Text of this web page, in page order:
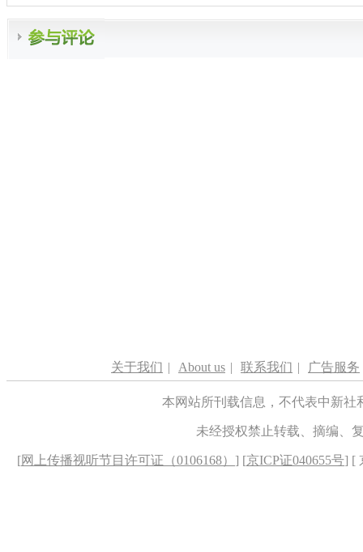
关于我们 | About us | 联系我们 | 广告服务
本网站所刊载信息，不代表中新
未经授权禁止转载、摘编、
[网上传播视听节目许可证（0106168） ] [京ICP证040655号] [